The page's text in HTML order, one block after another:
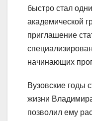
быстро стал
академической
приглашение
начинающих
Вузовские годы
жизни
позволил ему